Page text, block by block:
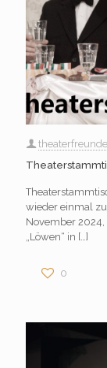
theaterfreunde
wieder einmal
November
„Löwen“ in […]
0